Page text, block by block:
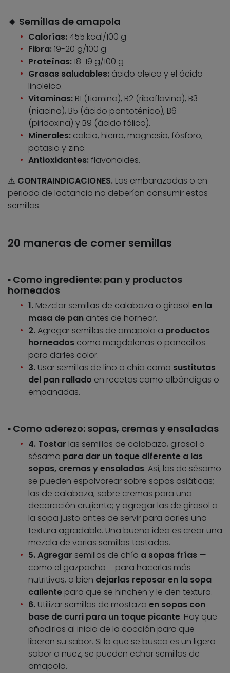
🔸 Semillas de amapola
Calorías: 455 kcal/100 g
Fibra:19-20 g/100 g
Proteínas:18-19 g/100 g
Grasas saludables: ácido oleico y el ácido
linoleico.
Vitaminas: B1 (tiamina), B2 (riboflavina), B3
(niacina), B5 (ácido pantoténico), B6
(piridoxina) y B9 (ácido fólico).
Minerales: calcio, hierro, magnesio, fósforo,
potasio y zinc.
Antioxidantes:flavonoides.
⚠️ CONTRAINDICACIONES. Las embarazadas o en
periodo de lactancia no deberían consumir estas
semillas.
20 maneras de comer semillas
▪️ Como ingrediente: pan y productos
horneados
1. Mezclar semillas de calabaza o girasol en la
masa de pan antes de hornear.
2.Agregar semillas de amapola a productos
horneados como magdalenas o panecillos
para darles color.
3. Usar semillas de lino o chía como sustitutas
del pan rallado en recetas como albóndigas o
empanadas.
▪️ Como aderezo: sopas, cremas y ensaladas
4. Tostar las semillas de calabaza, girasol o
sésamo para dar un toque diferente a las
sopas, cremas y ensaladas. Así, las de sésamo
se pueden espolvorear sobre sopas asiáticas;
las de calabaza, sobre cremas para una
decoración crujiente; y agregar las de girasol a
la sopa justo antes de servir para darles una
textura agradable. Una buena idea es crear una
mezcla de varias semillas tostadas.
5.Agregar semillas de chía a sopas frías —
como el gazpacho— para hacerlas más
nutritivas, o bien dejarlas reposar en la sopa
caliente para que se hinchen y le den textura.
6. Utilizar semillas de mostaza en sopas con
base de curri para un toque picante. Hay que
añadirlas al inicio de la cocción para que
liberen su sabor. Si lo que se busca es un ligero
sabor a nuez, se pueden echar semillas de
amapola.